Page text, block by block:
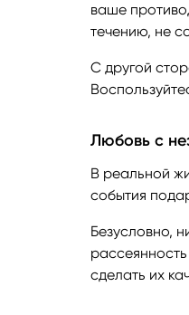
ваше
течению, не
С другой
Любовь с
В реальной
события
Безусловно,
сделать их